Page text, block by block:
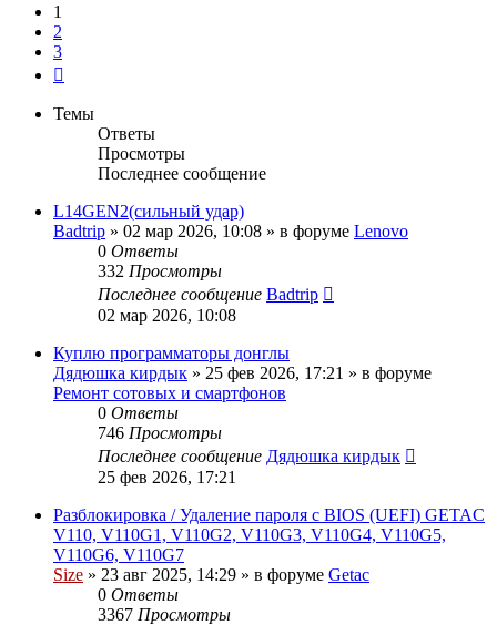
1
2
3
Темы
Ответы
Просмотры
Последнее сообщение
L14GEN2(сильный удар)
Badtrip » 02 мар 2026, 10:08 » в форуме Lenovo
0 Ответы
332 Просмотры
Последнее сообщение Badtrip
02 мар 2026, 10:08
Куплю программаторы донглы
Дядюшка кирдык » 25 фев 2026, 17:21 » в форуме
Ремонт сотовых и смартфонов
0 Ответы
746 Просмотры
Последнее сообщение Дядюшка кирдык
25 фев 2026, 17:21
Разблокировка / Удаление пароля с BIOS (UEFI) GETAC
V110, V110G1, V110G2, V110G3, V110G4, V110G5,
V110G6, V110G7
Size » 23 авг 2025, 14:29 » в форуме Getac
0 Ответы
3367 Просмотры